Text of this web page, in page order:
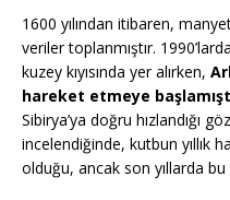
1600 yılından itibaren,
veriler toplanmıştır.
kuzey kıyısında yer alırken,
hareket etmeye
Sibirya’ya doğru hızlandığı
incelendiğinde, kutbun yıllık
olduğu, ancak son yıllarda bu